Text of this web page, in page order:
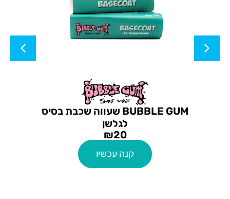
BUBBLE GUM שעווה שכבת בסיס
לגלשן
₪20
קנה עכשיו